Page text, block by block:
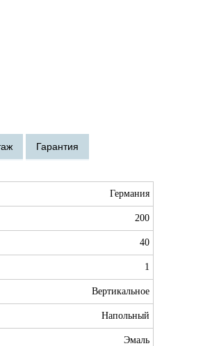
Германия
200
40
1
Вертикальное
Напольный
Эмаль